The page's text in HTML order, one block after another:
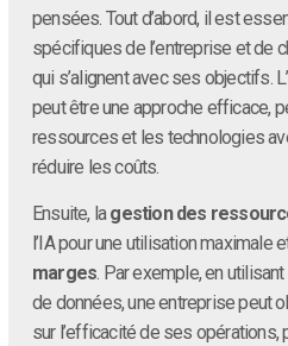
pensées. Tout d’abord, il est
spécifiques de l’entreprise et de
qui s’alignent avec ses objectifs. L’
peut être une approche efficace,
ressources et les technologies
réduire les coûts.
Ensuite, lagestion des
l’IA pour une utilisation maximale
marges. Par exemple, en
de données, une entreprise peut
sur l’efficacité de ses opérations,